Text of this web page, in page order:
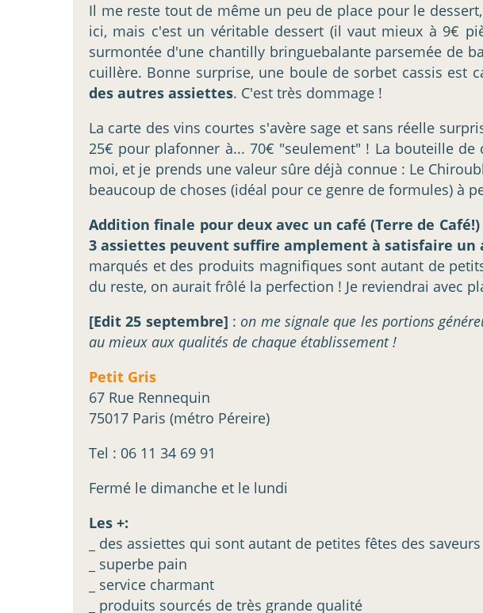
Il me reste tout de même un peu de place pour le
ici, mais c'est un véritable dessert (il vaut mieux à 9€
surmontée d'une chantilly bringuebalante parsemée de
cuillère. Bonne surprise, une boule de sorbet cassis est
des autres assiettes. C'est très dommage !
La carte des vins courtes s'avère sage et sans réelle
25€ pour plafonner à... 70€ "seulement" ! La bouteille
moi, et je prends une valeur sûre déjà connue : Le
beaucoup de choses (idéal pour ce genre de formules) à
Addition finale pour deux avec un café (Terre de Café!)
3 assiettes peuvent suffire amplement à satisfaire un
marqués et des produits magnifiques sont autant de
du reste, on aurait frôlé la perfection ! Je reviendrai avec
[Edit 25 septembre] : on me signale que les portions
au mieux aux qualités de chaque établissement !
Petit Gris
67 Rue Rennequin
75017 Paris (métro Péreire)
Tel : 06 11 34 69 91
Fermé le dimanche et le lundi
Les +:
_ des assiettes qui sont autant de petites fêtes des saveurs
_ superbe pain
_ service charmant
_ produits sourcés de très grande qualité